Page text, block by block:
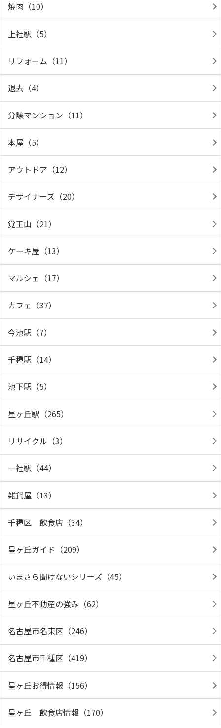
焼肉（10）
上社駅（5）
リフォーム（11）
退去（4）
分譲マンション（11）
本屋（5）
アウトドア（12）
デザイナーズ（20）
覚王山（21）
ケーキ屋（13）
マルシェ（17）
カフェ（37）
今池駅（7）
千種駅（14）
池下駅（5）
星ヶ丘駅（265）
リサイクル（3）
一社駅（44）
雑貨屋（13）
千種区 飲食店（34）
星ヶ丘ガイド（209）
いまさら聞けないシリーズ（45）
星ヶ丘不動産の強み（62）
名古屋市名東区（246）
名古屋市千種区（419）
星ヶ丘お得情報（156）
星ヶ丘 飲食店情報（170）